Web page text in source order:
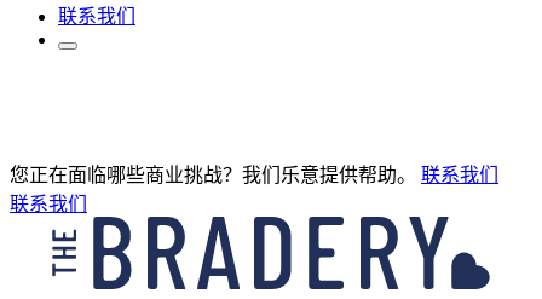
联系我们
您正在面临哪些商业挑战？我们乐意提供帮助。
联系我们
联系我们